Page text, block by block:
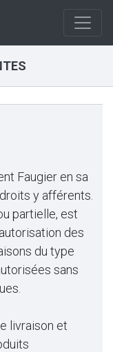
Faugier en sa
y afférents.
partielle, est
des
du type
sans
livraison et